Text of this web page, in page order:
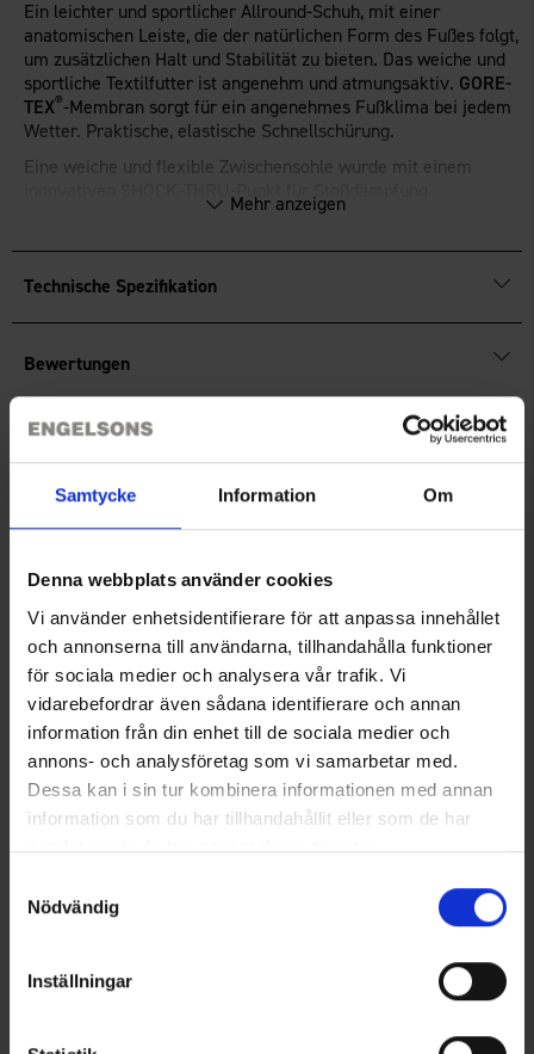
Samtycke Information Om
Denna webbplats använder cookies
Vi använder enhetsidentifierare för att anpassa innehållet
och annonserna till användarna, tillhandahålla funktioner
för sociala medier och analysera vår trafik. Vi
vidarebefordrar även sådana identifierare och annan
information från din enhet till de sociala medier och
annons- och analysföretag som vi samarbetar med.
Dessa kan i sin tur kombinera informationen med annan
information som du har tillhandahållit eller som de har
samlat in när du har använt deras tjänster.
Nödvändig
Inställningar
Ein leichter und sportlicher Allround-Schuh, mit einer
anatomischen Leiste, die der natürlichen Form des Fußes folgt,
um zusätzlichen Halt und Stabilität zu bieten. Das weiche und
sportliche Textilfutter ist angenehm und atmungsaktiv. GORE-
TEX®-Membran sorgt für ein angenehmes Fußklima bei jedem
Wetter. Praktische, elastische Schnellschürung.
Eine weiche und flexible Zwischensohle wurde mit einem
innovativen SHOCK-THRU-Punkt für Stoßdämpfung
kombiniert. Die Gummiaußensohle bietet Strapazierfähigkeit
Mehr anzeigen
Technische Spezifikation
Bewertungen
Sie benötigen vielleicht auch
OrganoTex ShoeCare Cleaner
13 €
SIDAS Dryer Bags Cedar Wood
19,95 €